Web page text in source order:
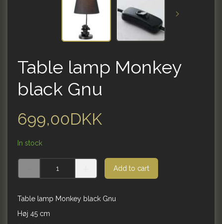
Table lamp Monkey
black Gnu
699,00DKK
In stock
Add to cart
Table lamp Monkey black Gnu
Høj 45 cm